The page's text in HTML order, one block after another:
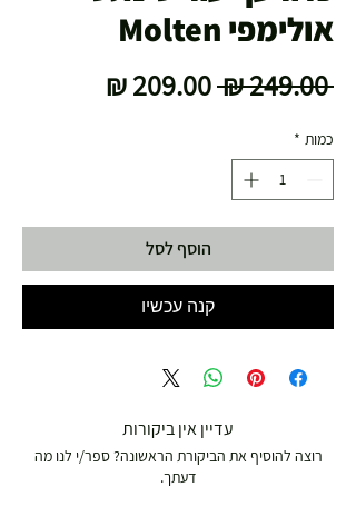
אולימפי Molten
‏249.00 ‏₪
מחיר
כמות *
הוסף לסל
קנה עכשיו
עדיין אין ביקורות
רוצה להוסיף את הביקורת הראשונה? ספר/י לנו מה
דעתך.